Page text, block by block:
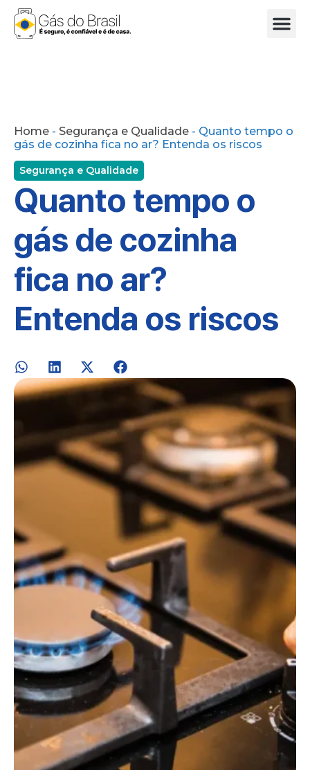
Home - Segurança e Qualidade - Quanto tempo o
gás de cozinha fica no ar? Entenda os riscos
Segurança e Qualidade
Quanto tempo o
gás de cozinha
fica no ar?
Entenda os riscos